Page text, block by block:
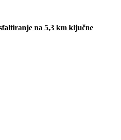
na 5,3 km ključne